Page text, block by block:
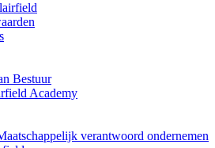
Bestuur
Academy
verantwoord ondernemen